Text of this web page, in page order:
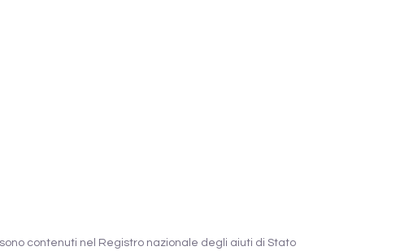
contenuti nel Registro nazionale degli aiuti di Stato